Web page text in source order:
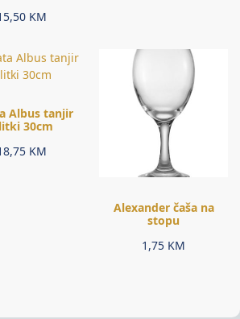
KM
Albus tanjir
30cm
KM
Alexander čaša na
stopu
1,75 KM